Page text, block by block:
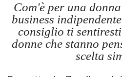
Com'è per una
business
consiglio ti
donne che stanno
scelta